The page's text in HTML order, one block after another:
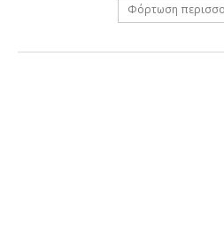
Φόρτωση